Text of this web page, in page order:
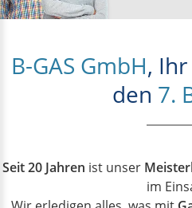
B-GAS GmbH, Ihr
den 7.
Seit 20 Jahren ist unser
im